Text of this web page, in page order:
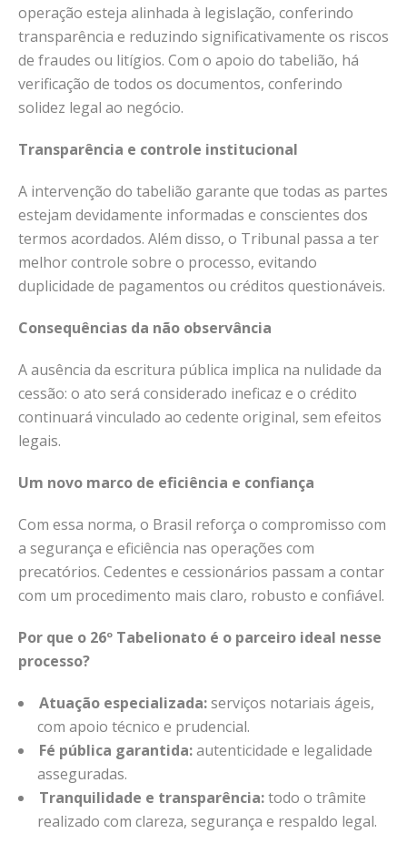
operação esteja alinhada à legislação, conferindo
transparência e reduzindo significativamente os riscos
de fraudes ou litígios. Com o apoio do tabelião, há
verificação de todos os documentos, conferindo
solidez legal ao negócio.
Transparência e controle institucional
A intervenção do tabelião garante que todas as partes
estejam devidamente informadas e conscientes dos
termos acordados. Além disso, o Tribunal passa a ter
melhor controle sobre o processo, evitando
duplicidade de pagamentos ou créditos questionáveis.
Consequências da não observância
A ausência da escritura pública implica na nulidade da
cessão: o ato será considerado ineficaz e o crédito
continuará vinculado ao cedente original, sem efeitos
legais.
Um novo marco de eficiência e confiança
Com essa norma, o Brasil reforça o compromisso com
a segurança e eficiência nas operações com
precatórios. Cedentes e cessionários passam a contar
com um procedimento mais claro, robusto e confiável.
Por que o 26º Tabelionato é o parceiro ideal nesse
processo?
Atuação especializada:serviços notariais ágeis,
com apoio técnico e prudencial.
Fé pública garantida:autenticidade e legalidade
asseguradas.
Tranquilidade e transparência:todo o trâmite
realizado com clareza, segurança e respaldo legal.